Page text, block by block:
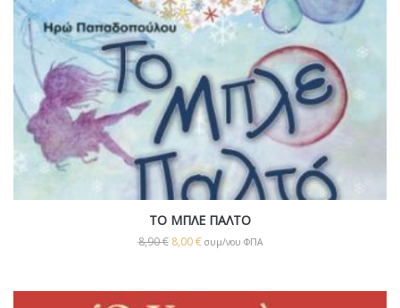
ΤΟ ΜΠΛΕ ΠΑΛΤΟ
8,90€ 8,00€ συμ/νου ΦΠΑ